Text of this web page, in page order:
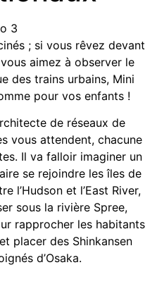
; si vous rêvez devant
aimez à observer le
des trains urbains, Mini
pour vos enfants !
de réseaux de
vous attendent, chacune
Il va falloir imaginer un
se rejoindre les îles de
l’Hudson et l’East River,
sous la rivière Spree,
rapprocher les habitants
placer des Shinkansen
d’Osaka.